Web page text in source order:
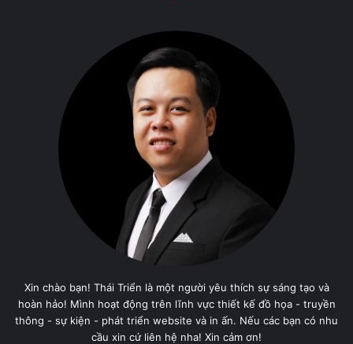
Xin chào bạn! Thái Triển là một người yêu thích sự sáng tạo và
hoàn hảo! Mình hoạt động trên lĩnh vực thiết kế đồ họa - truyền
thông - sự kiện - phát triển website và in ấn. Nếu các bạn có nhu
cầu xin cứ liên hệ nha! Xin cảm ơn!